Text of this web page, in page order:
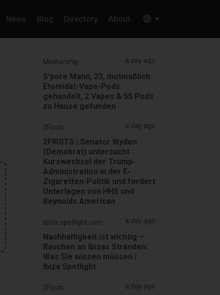
News Blog Directory About
Mothership. a day ago
S'pore Mann, 23, mutmaßlich
Etomidat-Vape-Pods
gehandelt, 2 Vapes & 55 Pods
zu Hause gefunden
2Firsts a day ago
2FIRSTS | Senator Wyden
(Demokrat) untersucht
Kurswechsel der Trump-
Administration in der E-
Zigaretten-Politik und fordert
Unterlagen von HHS und
Reynolds American
ibiza-spotlight.com a day ago
Nachhaltigkeit ist wichtig –
Rauchen an Ibizas Stränden:
Was Sie wissen müssen |
Ibiza Spotlight
2Firsts a day ago